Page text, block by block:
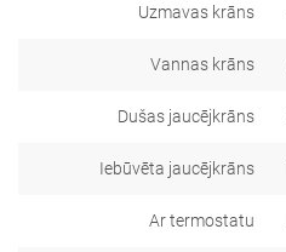
Uzmavas krāns
Vannas krāns
Dušas jaucējkrāns
Iebūvēta jaucējkrāns
Ar termostatu